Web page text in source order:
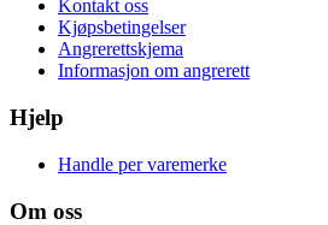
Kontakt oss
Kjøpsbetingelser
Angrerettskjema
Informasjon om angrerett
Hjelp
Handle per varemerke
Om oss